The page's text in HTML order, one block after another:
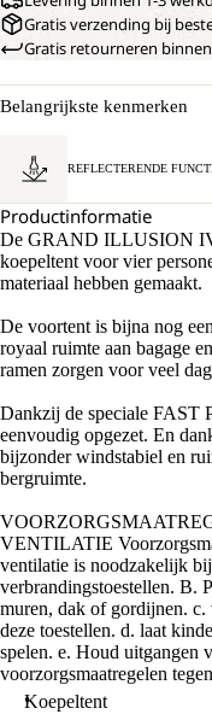
Gratis verzending bij
Gratis retourneren
Belangrijkste kenmerken
REFLECTERENDE
Productinformatie
De GRAND ILLUSION IV
koepeltent voor vier
materiaal hebben gemaakt.
De voortent is bijna nog
royaal ruimte aan bagage
ramen zorgen voor veel
Dankzij de speciale FAST
eenvoudig opgezet. En
bijzonder windstabiel en
bergruimte.
VENTILATIE
ventilatie is noodzakelijk
verbrandingstoestellen. B.
muren, dak of gordijnen.
deze toestellen. d. laat
spelen. e. Houd uitgangen
voorzorgsmaatregelen
Koepeltent